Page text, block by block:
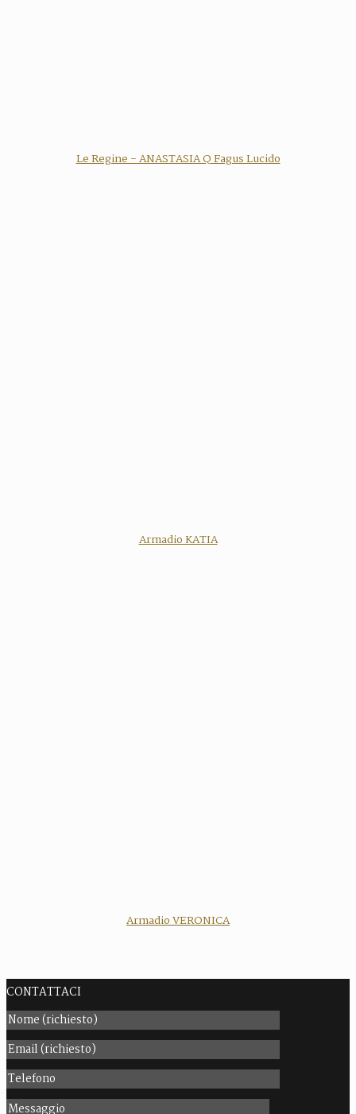
Le Regine - ANASTASIA Q Fagus Lucido
Armadio KATIA
Armadio VERONICA
CONTATTACI